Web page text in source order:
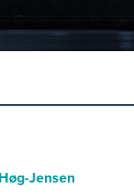
Jensen